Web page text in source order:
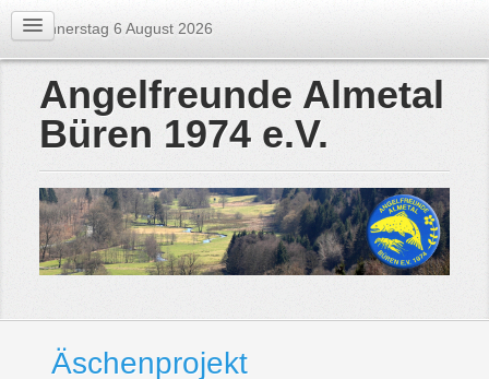
Donnerstag 6 August 2026
Angelfreunde Almetal
Büren 1974 e.V.
Äschenprojekt